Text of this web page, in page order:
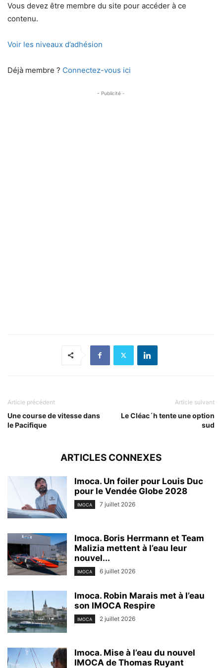
Vous devez être membre du site pour accéder à ce
contenu.
Voir les niveaux d’adhésion
Déjà membre ? Connectez-vous ici
- Publicité -
Article précédent
Une course de vitesse dans
le Pacifique
Article suivant
Le Cléac´h tente une option
sud
ARTICLES CONNEXES
Imoca. Un foiler pour Louis Duc
pour le Vendée Globe 2028
IMOCA 7 juillet 2026
Imoca. Boris Herrmann et Team
Malizia mettent à l’eau leur
nouvel...
IMOCA 6 juillet 2026
Imoca. Robin Marais met à l’eau
son IMOCA Respire
IMOCA 2 juillet 2026
Imoca. Mise à l’eau du nouvel
IMOCA de Thomas Ruyant